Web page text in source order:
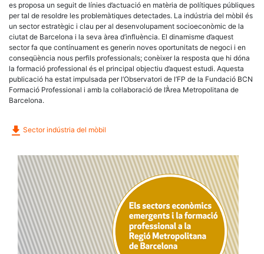
es proposa un seguit de línies d’actuació en matèria de polítiques públiques
per tal de resoldre les problemàtiques detectades. La indústria del mòbil és
un sector estratègic i clau per al desenvolupament socioeconòmic de la
ciutat de Barcelona i la seva àrea d’influència. El dinamisme d’aquest
sector fa que contínuament es generin noves oportunitats de negoci i en
conseqüència nous perfils professionals; conèixer la resposta que hi dóna
la formació professional és el principal objectiu d’aquest estudi. Aquesta
publicació ha estat impulsada per l’Observatori de l’FP de la Fundació BCN
Formació Professional i amb la col·laboració de l’Àrea Metropolitana de
Barcelona.
Sector indústria del mòbil